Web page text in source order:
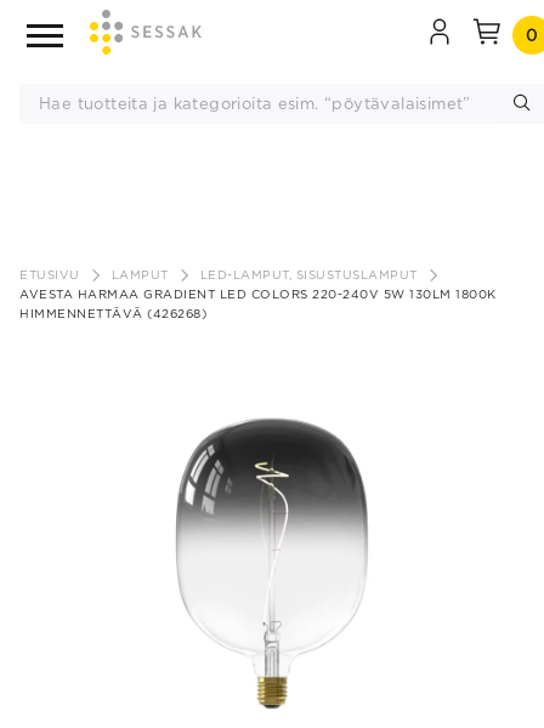
sisältöön
0
ETUSIVU LAMPUT
LED-LAMPUT, SISUSTUSLAMPUT
AVESTA HARMAA GRADIENT LED COLORS 220-240V 5W 130LM 1800K
HIMMENNETTÄVÄ (426268)